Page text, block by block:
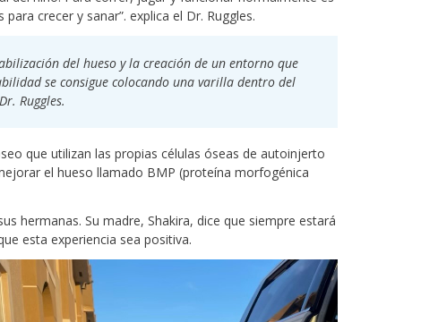
crecer y sanar”. explica el Dr. Ruggles.
del hueso y la creación de un entorno que
se consigue colocando una varilla dentro del
Ruggles.
que utilizan las propias células óseas de autoinjerto
el hueso llamado BMP (proteína morfogénica
hermanas. Su madre, Shakira, dice que siempre estará
esta experiencia sea positiva.